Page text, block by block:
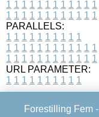
1 1 1 1 1 1 1 1 1 1 1 1
1 1 1 1 1 1 1 1 1 1 1 1
PARALLELS:
1 1 1 1 1 1 1 1 1 1
1 1 1 1 1 1 1 1 1 1 1 1
1 1 1 1 1 1 1 1 1 1 1 1
URL PARAMETER:
1 1 1 1 1 1 1 1 1 1
Forestilling Fem -